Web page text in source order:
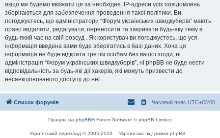
якщо ми будемо вважати це за необхідне. IP-адреси усіх повідомлень
зберігаються для забезпечення проведення такої політики. Ви
погоджуєтесь, що адміністратори “Форум українських швидкуберів” мають
право видаляти, редагувати, переносити та закривати будь-яку тему в
будь-який час на свій розсуд . Як користувач ви погоджуєтесь, що уся
інформація введена вами буде зберігатись в базі даних. Хоча ця
інформація не буде відкрита третім особам без вашої згоди, ні
адміністрація “Форум українських швидкуберів”, ні phpBB не буде нести
відповідальність за будь-які дії хакерів, які можуть призвести до
несанкціонованого доступу до неї.
Список форумів Часовий пояс UTC+03:00
Працює на phpBB® Forum Software © phpBB Limited
Український переклад © 2005-2020 Українська підтримка phpBB